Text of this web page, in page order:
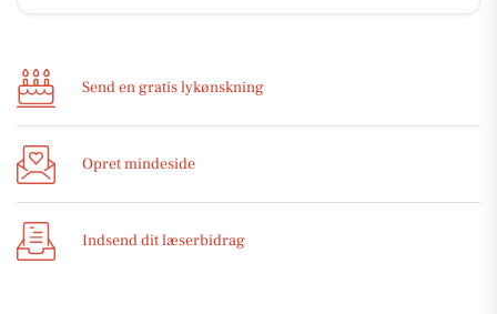
Send en gratis lykønskning
Opret mindeside
Indsend dit læserbidrag